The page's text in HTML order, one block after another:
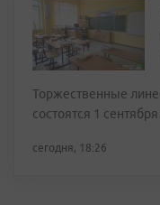
Торжественные
состоятся 1
сегодня, 18:26